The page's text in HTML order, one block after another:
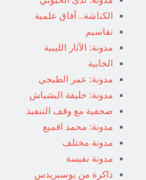
الكناشة.. آفاق علمية
تقاسيم
مدونة: الآثار الليبية
الخابية
مدونة: عمر الطبجي
مدونة: خليفة البشباش
صحفية مع وقف التنفيذ
مدونة: محمد اقميع
مدونة مختلف
مدونة نفيسة
ذاكرة من يوسبريدس